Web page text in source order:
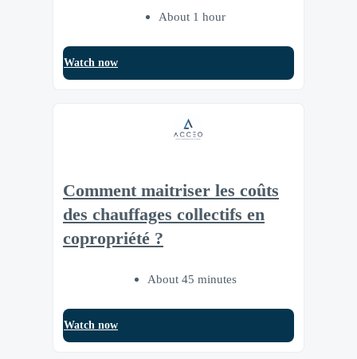
About 1 hour
Watch now
Comment maitriser les coûts
des chauffages collectifs en
copropriété ?
About 45 minutes
Watch now